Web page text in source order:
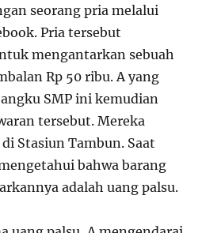
seorang pria melalui
Pria tersebut
mengantarkan sebuah
Rp 50 ribu. A yang
SMP ini kemudian
tersebut. Mereka
Stasiun Tambun. Saat
bahwa barang
adalah uang palsu.